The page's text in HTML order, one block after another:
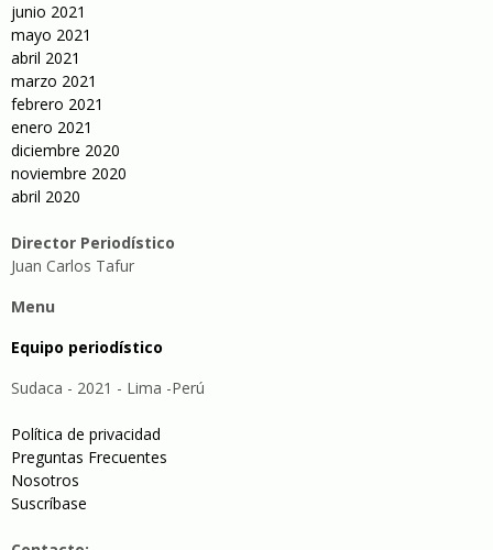
junio 2021
mayo 2021
abril 2021
marzo 2021
febrero 2021
enero 2021
diciembre 2020
noviembre 2020
abril 2020
Director Periodístico
Juan Carlos Tafur
Menu
Equipo periodístico
Sudaca - 2021 - Lima -Perú
Política de privacidad
Preguntas Frecuentes
Nosotros
Suscríbase